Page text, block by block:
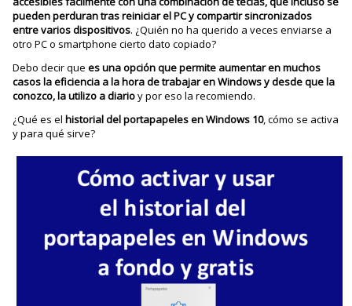
pueden perduran tras reiniciar el PC y compartir sincronizados
entre varios dispositivos. ¿Quién no ha querido a veces enviarse a
otro PC o smartphone cierto dato copiado?
Debo decir quees una opción que permite aumentar en muchos
casos la eficiencia a la hora de trabajar en Windows y desde que la
conozco, la utilizo a diarioy por eso la recomiendo.
¿Qué es elhistorial del portapapeles en Windows 10, cómo se activa
y para qué sirve?